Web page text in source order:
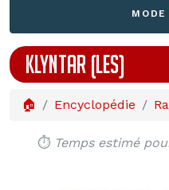
MODE
KLYNTAR (LES)
🏠 Encyclopédie
⏱️ Temps estimé